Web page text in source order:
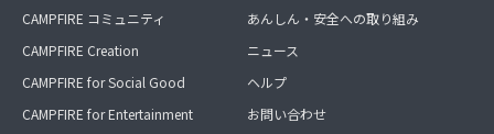
CAMPFIRE コミュニティ
CAMPFIRE Creation
CAMPFIRE for Social Good
CAMPFIRE for Entertainment
あんしん・安全への取り組み
ニュース
ヘルプ
お問い合わせ